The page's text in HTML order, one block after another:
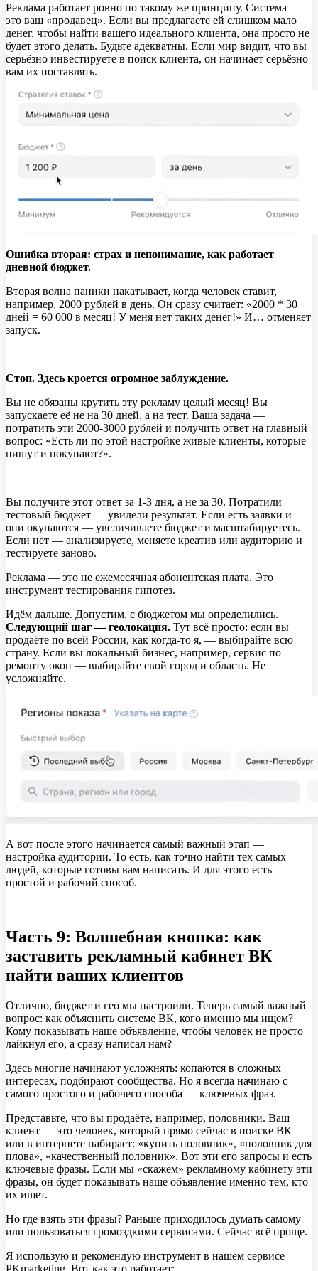
Реклама работает ровно по такому же принципу. Система —
это ваш «продавец». Если вы предлагаете ей слишком мало
денег, чтобы найти вашего идеального клиента, она просто не
будет этого делать. Будьте адекватны. Если мир видит, что вы
серьёзно инвестируете в поиск клиента, он начинает серьёзно
вам их поставлять.
Ошибка вторая: страх и непонимание, как работает
дневной бюджет.
Вторая волна паники накатывает, когда человек ставит,
например, 2000 рублей в день. Он сразу считает: «2000 * 30
дней = 60 000 в месяц! У меня нет таких денег!» И… отменяет
запуск.
Стоп. Здесь кроется огромное заблуждение.
Вы не обязаны крутить эту рекламу целый месяц! Вы
запускаете её не на 30 дней, а на тест. Ваша задача —
потратить эти 2000-3000 рублей и получить ответ на главный
вопрос: «Есть ли по этой настройке живые клиенты, которые
пишут и покупают?».
Вы получите этот ответ за 1-3 дня, а не за 30. Потратили
тестовый бюджет — увидели результат. Если есть заявки и
они окупаются — увеличиваете бюджет и масштабируетесь.
Если нет — анализируете, меняете креатив или аудиторию и
тестируете заново.
Реклама — это не ежемесячная абонентская плата. Это
инструмент тестирования гипотез.
Идём дальше. Допустим, с бюджетом мы определились.
Следующий шаг — геолокация. Тут всё просто: если вы
продаёте по всей России, как когда-то я, — выбирайте всю
страну. Если вы локальный бизнес, например, сервис по
ремонту окон — выбирайте свой город и область. Не
усложняйте.
А вот после этого начинается самый важный этап —
настройка аудитории. То есть, как точно найти тех самых
людей, которые готовы вам написать. И для этого есть
простой и рабочий способ.
Часть 9: Волшебная кнопка: как
заставить рекламный кабинет ВК
найти ваших клиентов
Отлично, бюджет и гео мы настроили. Теперь самый важный
вопрос: как объяснить системе ВК, кого именно мы ищем?
Кому показывать наше объявление, чтобы человек не просто
лайкнул его, а сразу написал нам?
Здесь многие начинают усложнять: копаются в сложных
интересах, подбирают сообщества. Но я всегда начинаю с
самого простого и рабочего способа — ключевых фраз.
Представьте, что вы продаёте, например, половники. Ваш
клиент — это человек, который прямо сейчас в поиске ВК
или в интернете набирает: «купить половник», «половник для
плова», «качественный половник». Вот эти его запросы и есть
ключевые фразы. Если мы «скажем» рекламному кабинету эти
фразы, он будет показывать наше объявление именно тем, кто
их ищет.
Но где взять эти фразы? Раньше приходилось думать самому
или пользоваться громоздкими сервисами. Сейчас всё проще.
Я использую и рекомендую инструмент в нашем сервисе
PKmarketing. Вот как это работает: